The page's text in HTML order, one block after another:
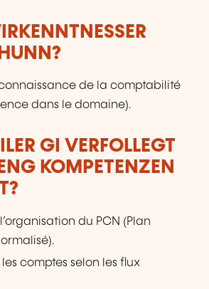
de la comptabilité
dans le domaine).
GI VERFOLLEGT
KOMPETENZEN
du PCN (Plan
comptes selon les flux